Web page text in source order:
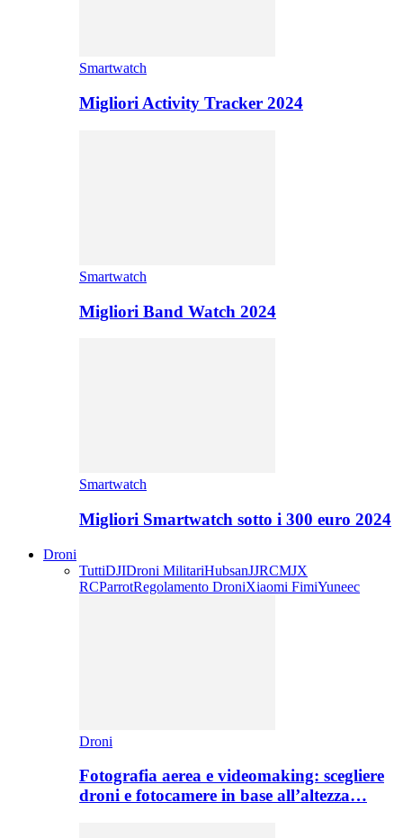
Smartwatch
Migliori Activity Tracker 2024
Smartwatch
Migliori Band Watch 2024
Smartwatch
Migliori Smartwatch sotto i 300 euro 2024
Droni
TuttiDJIDroni MilitariHubsanJJRCMJX
RCParrotRegolamento DroniXiaomi FimiYuneec
Droni
Fotografia aerea e videomaking: scegliere
droni e fotocamere in base all’altezza…